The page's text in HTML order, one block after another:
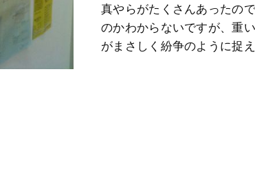
真やらがたくさんあったの
のかわからないですが、重
がまさしく紛争のように捉